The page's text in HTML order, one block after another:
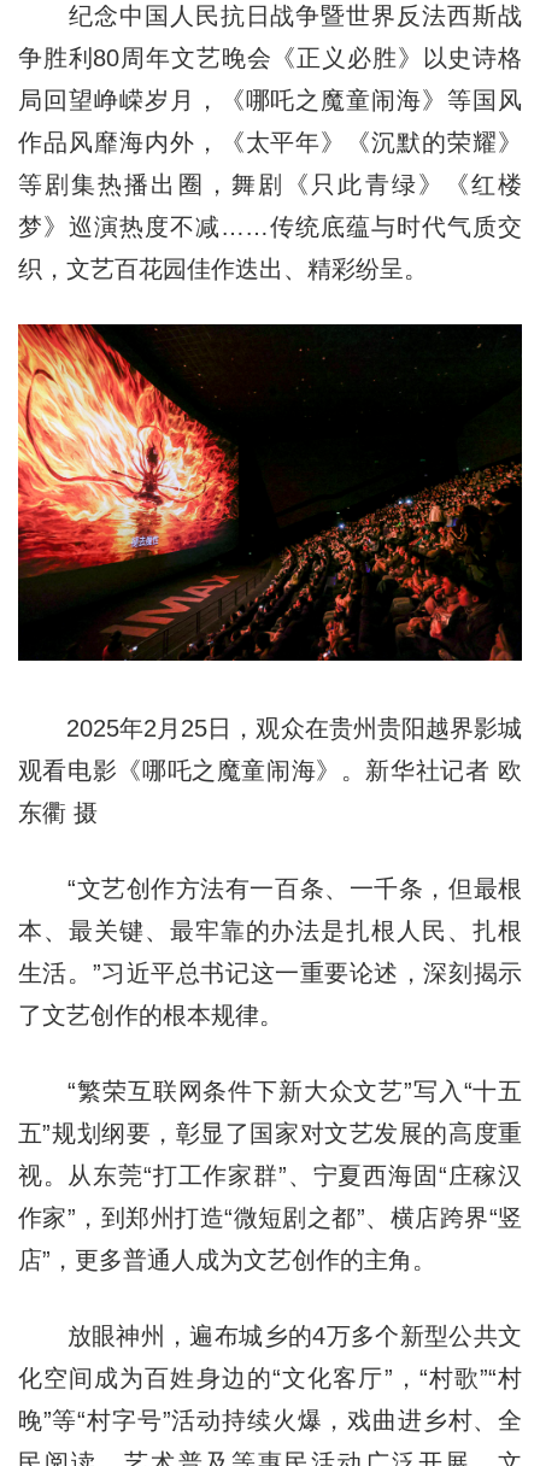
纪念中国人民抗日战争暨世界反法西斯战
争胜利80周年文艺晚会《正义必胜》以史诗格
局回望峥嵘岁月，《哪吒之魔童闹海》等国风
作品风靡海内外，《太平年》《沉默的荣耀》
等剧集热播出圈，舞剧《只此青绿》《红楼
梦》巡演热度不减……传统底蕴与时代气质交
织，文艺百花园佳作迭出、精彩纷呈。
2025年2月25日，观众在贵州贵阳越界影城
观看电影《哪吒之魔童闹海》。新华社记者 欧
东衢 摄
“文艺创作方法有一百条、一千条，但最根
本、最关键、最牢靠的办法是扎根人民、扎根
生活。”习近平总书记这一重要论述，深刻揭示
了文艺创作的根本规律。
“繁荣互联网条件下新大众文艺”写入“十五
五”规划纲要，彰显了国家对文艺发展的高度重
视。从东莞“打工作家群”、宁夏西海固“庄稼汉
作家”，到郑州打造“微短剧之都”、横店跨界“竖
店”，更多普通人成为文艺创作的主角。
放眼神州，遍布城乡的4万多个新型公共文
化空间成为百姓身边的“文化客厅”，“村歌”“村
晚”等“村字号”活动持续火爆，戏曲进乡村、全